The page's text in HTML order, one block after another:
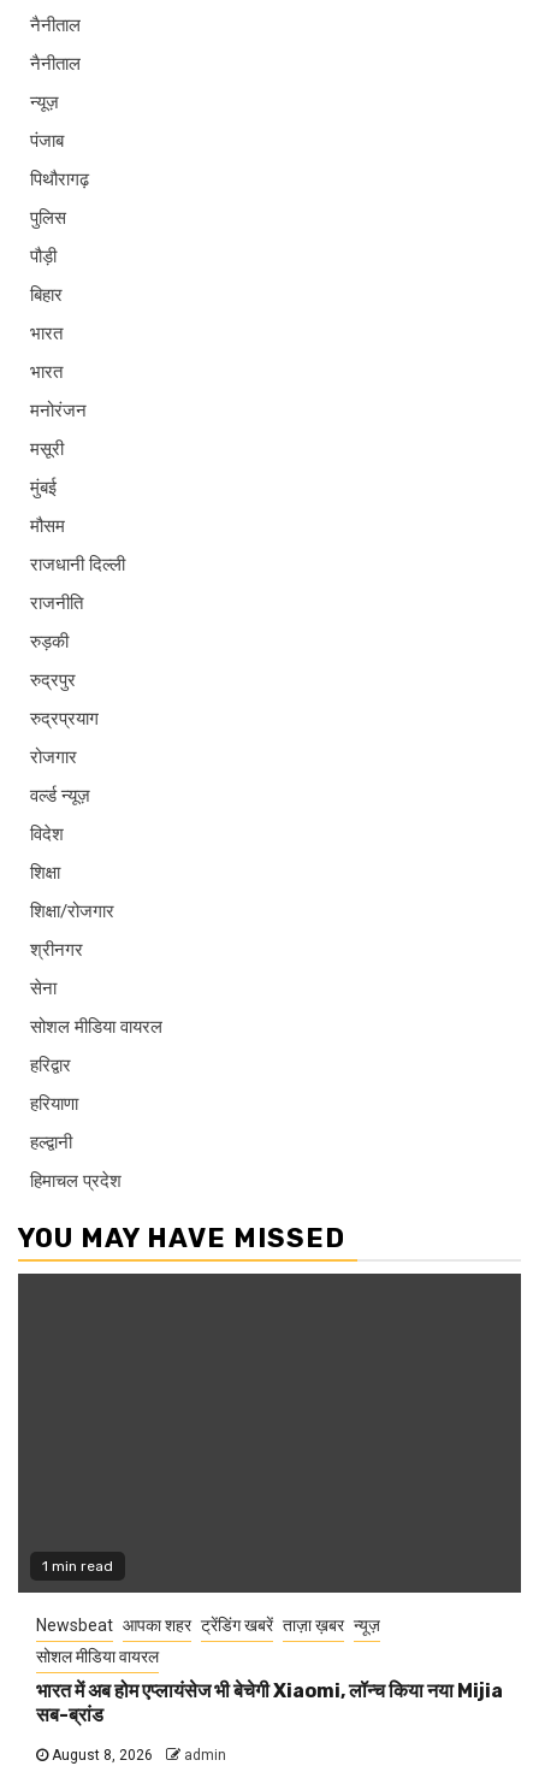
नैनीताल
नैनीताल
न्यूज़
पंजाब
पिथौरागढ़
पुलिस
पौड़ी
बिहार
भारत
भारत
मनोरंजन
मसूरी
मुंबई
मौसम
राजधानी दिल्ली
राजनीति
रुड़की
रुद्रपुर
रुद्रप्रयाग
रोजगार
वर्ल्ड न्यूज़
विदेश
शिक्षा
शिक्षा/रोजगार
श्रीनगर
सेना
सोशल मीडिया वायरल
हरिद्वार
हरियाणा
हल्द्वानी
हिमाचल प्रदेश
YOU MAY HAVE MISSED
1 min read
Newsbeat आपका शहर ट्रेंडिंग खबरें ताज़ा ख़बर न्यूज़
सोशल मीडिया वायरल
भारत में अब होम एप्लायंसेज भी बेचेगी Xiaomi, लॉन्च किया नया Mijia
सब-ब्रांड
August 8, 2026 admin